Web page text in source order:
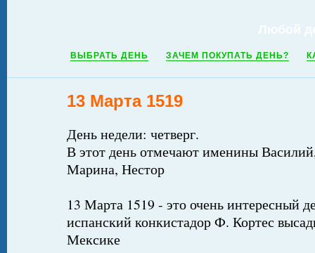
ВЫБРАТЬ ДЕНЬ ЗАЧЕМ ПОКУПАТЬ ДЕНЬ?
13 Марта 1519
День недели: четверг.
В этот день отмечают именины
Марина, Нестор
13 Марта 1519 - это очень интересный
испанский конкистадор Ф. Кортес
Мексике